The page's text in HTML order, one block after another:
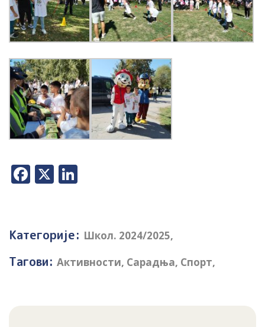
Facebook
X
Категорије: Школ. 2024/2025,
Тагови: Активности, Сарадња, Спорт,